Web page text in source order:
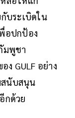
บระเบิดใน
อปกป้อง
มพูชา
GULF อย่าง
สนับสนุน
กด้วย